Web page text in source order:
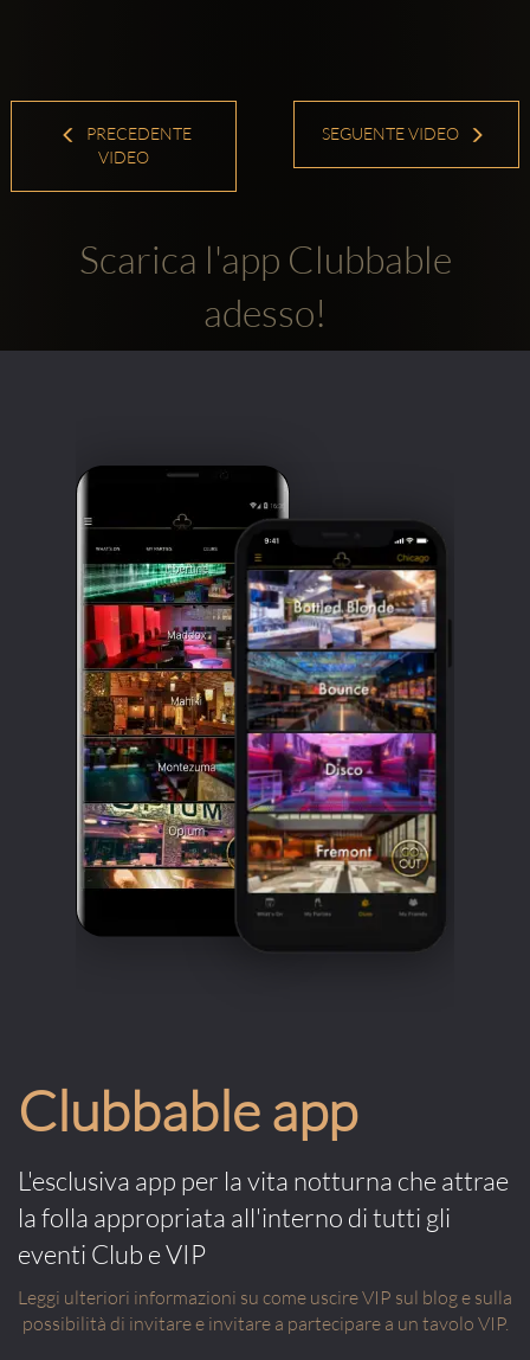
PRECEDENTE
VIDEO
SEGUENTE VIDEO
Scarica l'app Clubbable
adesso!
Clubbable app
L'esclusiva app per la vita notturna che attrae
la folla appropriata all'interno di tutti gli
eventi Club e VIP
Leggi ulteriori informazioni su come uscire VIP sul blog e sulla
possibilità di invitare e invitare a partecipare a un tavolo VIP.